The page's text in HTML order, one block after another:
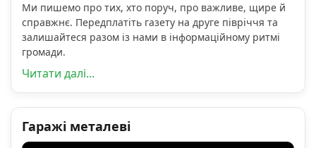
Ми пишемо про тих, хто поруч, про важливе, щире й
справжнє. Передплатіть газету на друге півріччя та
залишайтеся разом із нами в інформаційному ритмі
громади.
Читати далі...
Гаражі металеві